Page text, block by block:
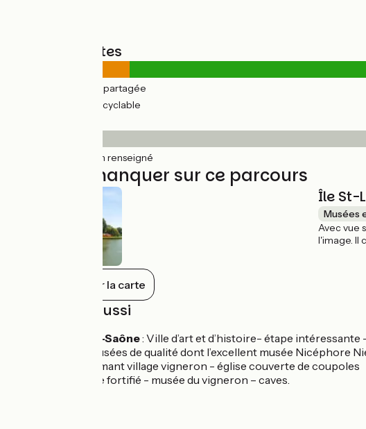
Types de routes
(13%) Route partagée
(87%) Voie cyclable
(100%) Non renseigné
À ne pas manquer sur ce parcours
Île St-
Musées
Avec vue
l'image. Il
Tout afficher sur la carte
À découvrir aussi
Chalon-sur-Saône: Ville d’art et d’histoire- étape
plusieurs musées de qualité dont l’excellent musée Nicéphore
charmant village vigneron - église couverte de coupoles
: village fortifié - musée du vigneron – caves.